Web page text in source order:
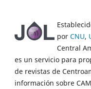
por CNU,
Central
es un servicio para
de revistas de
información sobre